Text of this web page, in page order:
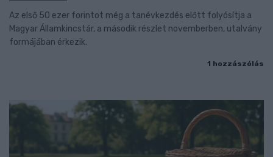
Az első 50 ezer forintot még a tanévkezdés előtt folyósítja a
Magyar Államkincstár, a második részlet novemberben, utalvány
formájában érkezik.
1 hozzászólás